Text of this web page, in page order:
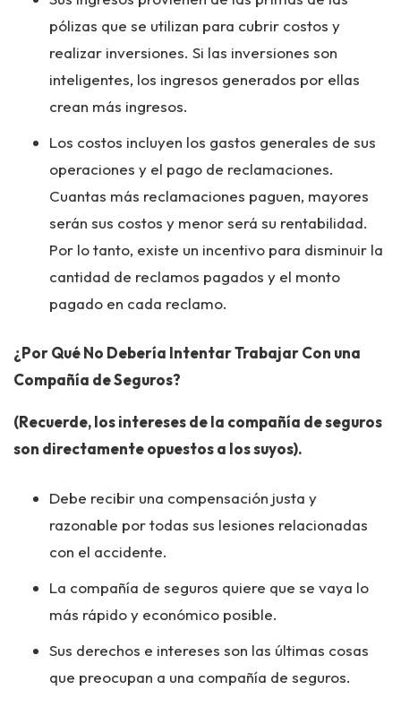
pólizas que se utilizan para cubrir costos y
realizar inversiones. Si las inversiones son
inteligentes, los ingresos generados por ellas
crean más ingresos.
Los costos incluyen los gastos generales de sus
operaciones y el pago de reclamaciones.
Cuantas más reclamaciones paguen, mayores
serán sus costos y menor será su rentabilidad.
Por lo tanto, existe un incentivo para disminuir la
cantidad de reclamos pagados y el monto
pagado en cada reclamo.
¿Por Qué No Debería Intentar Trabajar Con una
Compañía de Seguros?
(Recuerde, los intereses de la compañía de seguros
son directamente opuestos a los suyos).
Debe recibir una compensación justa y
razonable por todas sus lesiones relacionadas
con el accidente.
La compañía de seguros quiere que se vaya lo
más rápido y económico posible.
Sus derechos e intereses son las últimas cosas
que preocupan a una compañía de seguros.